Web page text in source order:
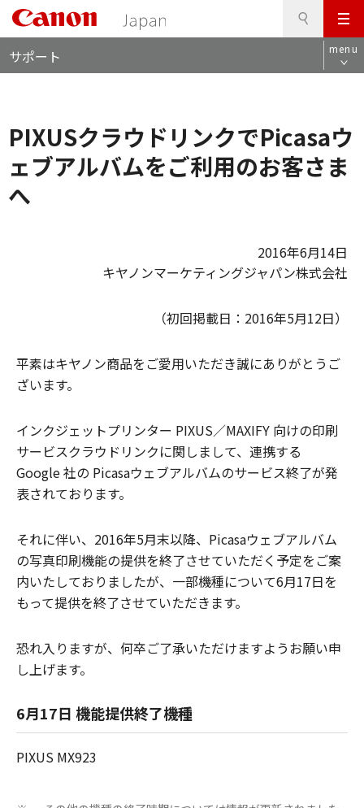
メ
ニ
ュ
ビ
サポート menu
PIXUSクラウドリンクでPicasaウ
ェブアルバムをご利用のお客さま
へ
2016年6月14日
キヤノンマーケティングジャパン株式会社
（初回掲載日：2016年5月12日）
平素はキヤノン商品をご愛用いただき誠にありがとうご
ざいます。
インクジェットプリンター PIXUS／MAXIFY 向けの印刷
サービスクラウドリンクに関しまして、連携する
Google 社の Picasaウェブアルバムのサービス終了が発
表されております。
それに伴い、2016年5月末以降、Picasaウェブアルバム
の写真印刷機能の提供を終了させていただく予定をご案
内いたしておりましたが、一部機種について6月17日を
もって提供を終了させていただきます。
恐れ入りますが、何卒ご了承いただけますようお願い申
し上げます。
6月17日 機能提供終了機種
PIXUS MX923